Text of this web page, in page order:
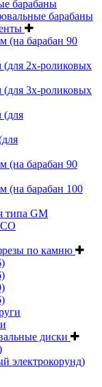
барабаны
барабаны
(на барабан 90
2х-роликовых
3х-роликовых
(для
(на барабан 90
(на барабан 100
типа GM
СО
по камню
диски
электрокорунд)